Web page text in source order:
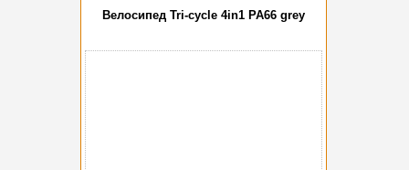
Велосипед Tri-cycle 4in1 PA66 grey